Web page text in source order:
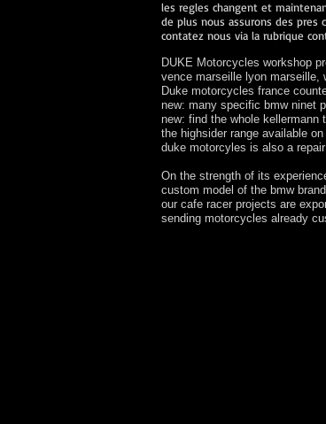
les regles changent et
de plus nous assurons des
contatez nous via la rubrique
DUKE Motorcycles workshop
vence marseille lyon marseille,
Duke motorcycles france
new: many specific bmw ninet
new: find the whole kellermann
the highsider range available
duke motorcyles is also a
On the strength of its
custom model of the bmw
our cafe racer projects are
sending motorcycles already